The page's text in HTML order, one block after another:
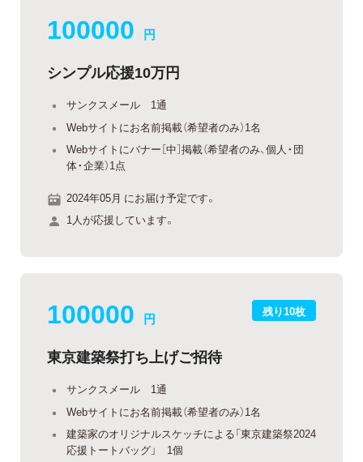
100000 円
シンプル応援10万円
サンクスメール 1通
Webサイトにお名前掲載（希望者のみ）1名
Webサイトにバナー［中］掲載（希望者のみ、個人・団
体・企業）1点
2024年05月 にお届け予定です。
1人が応援しています。
残り10枚
100000 円
東京建築祭打ち上げご招待
サンクスメール 1通
Webサイトにお名前掲載（希望者のみ）1名
建築家のオリジナルスケッチによる「東京建築祭2024
応援トートバッグ」 1個